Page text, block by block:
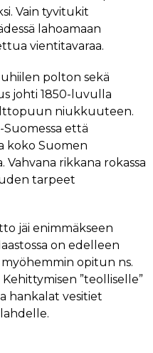
Vain tyvitukit
lahoamaan
vientitavaraa.
polton sekä
johti 1850-luvulla
niukkuuteen.
Suomessa että
koko Suomen
rikkana rokassa
tarpeet
jäi enimmäkseen
on edelleen
opitun ns.
”teolliselle”
hankalat vesitiet